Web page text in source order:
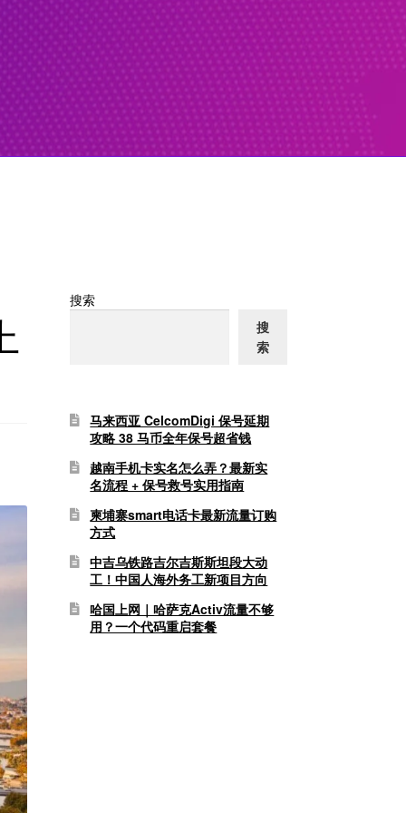
搜索
搜
索
马来西亚 CelcomDigi 保号延期
攻略 38 马币全年保号超省钱
越南手机卡实名怎么弄？最新实
名流程 + 保号救号实用指南
柬埔寨smart电话卡最新流量订购
方式
中吉乌铁路吉尔吉斯斯坦段大动
工！中国人海外务工新项目方向
哈国上网｜哈萨克Activ流量不够
用？一个代码重启套餐